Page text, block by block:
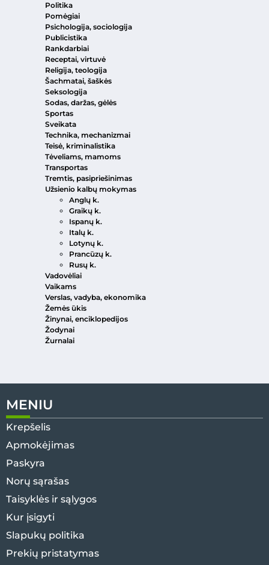
Politika
Pomėgiai
Psichologija, sociologija
Publicistika
Rankdarbiai
Receptai, virtuvė
Religija, teologija
Šachmatai, šaškės
Seksologija
Sodas, daržas, gėlės
Sportas
Sveikata
Technika, mechanizmai
Teisė, kriminalistika
Tėveliams, mamoms
Transportas
Tremtis, pasipriešinimas
Užsienio kalbų mokymas
Anglų k.
Graikų k.
Ispanų k.
Italų k.
Lotynų k.
Prancūzų k.
Rusų k.
Vadovėliai
Vaikams
Verslas, vadyba, ekonomika
Žemės ūkis
Žinynai, enciklopedijos
Žodynai
Žurnalai
MENIU
Krepšelis
Apmokėjimas
Paskyra
Norų sąrašas
Taisyklės ir sąlygos
Kur įsigyti
Slapukų politika
Prekių pristatymas